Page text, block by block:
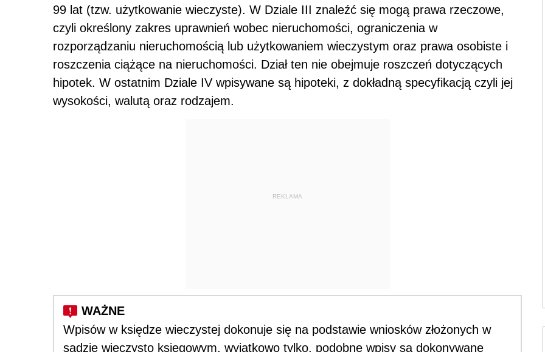
99 lat (tzw. użytkowanie wieczyste). W Dziale III znaleźć się mogą prawa rzeczowe,
czyli określony zakres uprawnień wobec nieruchomości, ograniczenia w
rozporządzaniu nieruchomością lub użytkowaniem wieczystym oraz prawa osobiste i
roszczenia ciążące na nieruchomości. Dział ten nie obejmuje roszczeń dotyczących
hipotek. W ostatnim Dziale IV wpisywane są hipoteki, z dokładną specyfikacją czyli jej
wysokości, walutą oraz rodzajem.
REKLAMA
Wpisów w księdze wieczystej dokonuje się na podstawie wniosków złożonych w
sądzie wieczysto księgowym, wyjątkowo tylko, podobne wpisy są dokonywane